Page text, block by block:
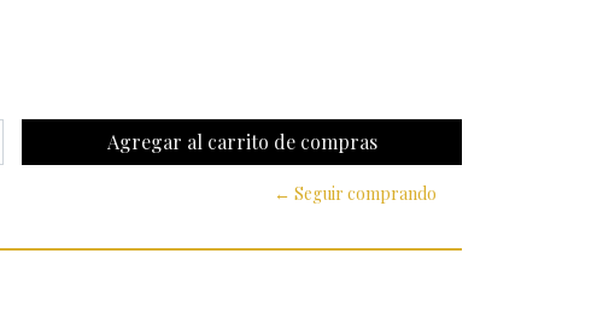
← Seguir comprando